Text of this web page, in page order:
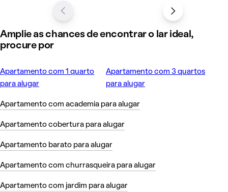
Amplie as chances de encontrar o lar ideal,
procure por
Apartamento com 1 quarto
para alugar
Apartamento com 3 quartos
para alugar
Apartamento com academia para alugar
Apartamento cobertura para alugar
Apartamento barato para alugar
Apartamento com churrasqueira para alugar
Apartamento com jardim para alugar